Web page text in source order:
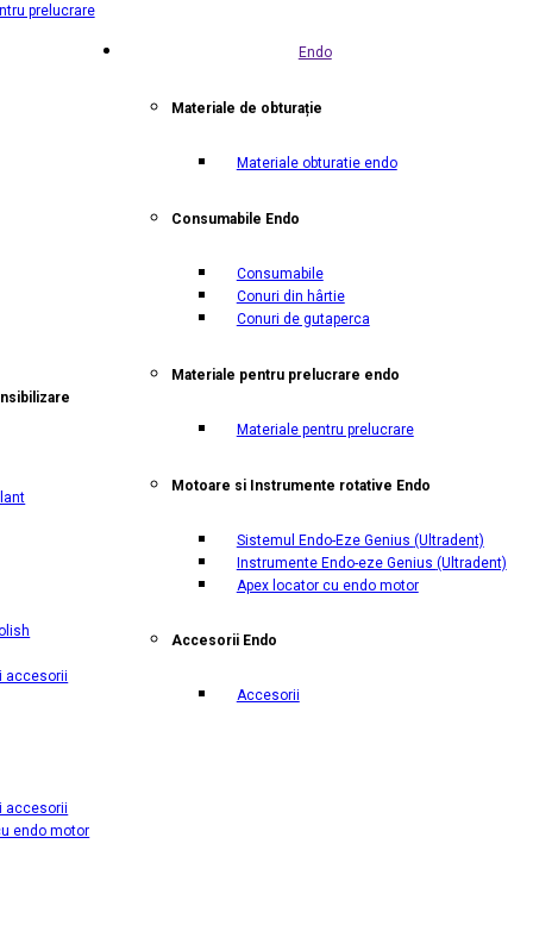
prelucrare
accesorii
accesorii
endo motor
Endo
Materiale de obturație
Materiale obturatie endo
Consumabile Endo
Consumabile
Conuri din hârtie
Conuri de gutaperca
Materiale pentru prelucrare endo
Materiale pentru prelucrare
Motoare si Instrumente rotative Endo
Sistemul Endo-Eze Genius (Ultradent)
Instrumente Endo-eze Genius (Ultradent)
Apex locator cu endo motor
Accesorii Endo
Accesorii